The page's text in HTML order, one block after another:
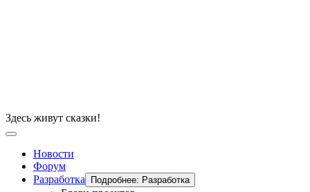
Здесь живут сказки!
Новости
Форум
Разработка
Подробнее: Разработка